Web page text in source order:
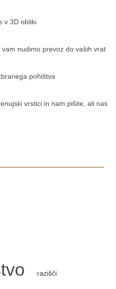
v 3D obliki
nudimo prevoz do vaših vrat
pohištva
vrstici in nam pišite, ali nas
razišči